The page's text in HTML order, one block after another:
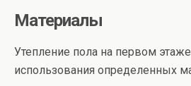
Материалы
Утепление пола на первом
использования определенных